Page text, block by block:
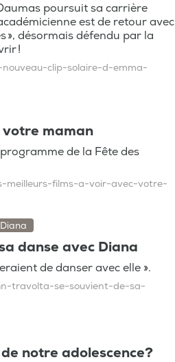
poursuit sa carrière
est de retour avec
», désormais défendu par la
!
clip-solaire-d-emma-
votre maman
de la Fête des
meilleurs-films-a-voir-avec-votre-
danse avec Diana
de danser avec elle ».
travolta-se-souvient-de-sa-
notre adolescence?